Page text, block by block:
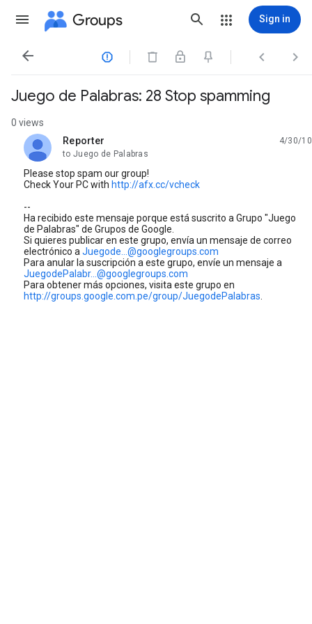
Groups Sign in
   
Juego de Palabras: 28 Stop spamming
0 views
Reporter
unread,
4/30/10
to Juego de Palabras
Please stop spam our group!
Check Your PC with http://afx.cc/vcheck
--
Ha recibido este mensaje porque está suscrito a Grupo "Juego
de Palabras" de Grupos de Google.
Si quieres publicar en este grupo, envía un mensaje de correo
electrónico a Juegode...@googlegroups.com
Para anular la suscripción a este grupo, envíe un mensaje a
JuegodePalabr...@googlegroups.com
Para obtener más opciones, visita este grupo en
http://groups.google.com.pe/group/JuegodePalabras